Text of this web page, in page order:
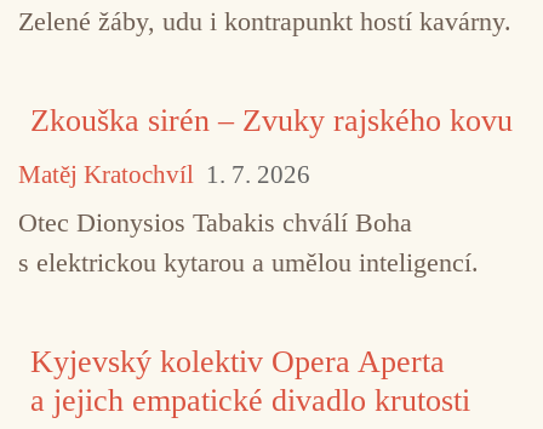
Zelené žáby, udu i kontrapunkt hostí kavárny.
Zkouška sirén – Zvuky rajského kovu
Matěj Kratochvíl 1. 7. 2026
Otec Dionysios Tabakis chválí Boha
s elektrickou kytarou a umělou inteligencí.
Kyjevský kolektiv Opera Aperta
a jejich empatické divadlo krutosti